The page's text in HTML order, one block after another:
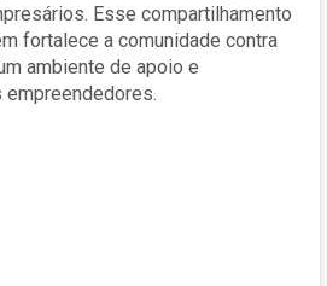
Esse compartilhamento
fortalece a comunidade contra
ambiente de apoio e